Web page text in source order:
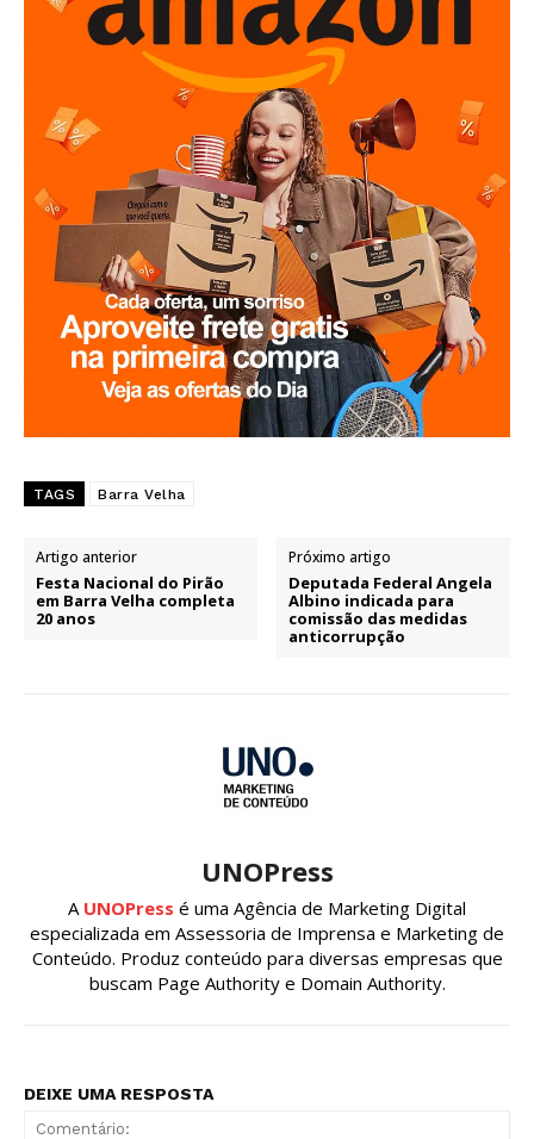
TAGS Barra Velha
Artigo anterior
Festa Nacional do Pirão
em Barra Velha completa
20 anos
Próximo artigo
Deputada Federal Angela
Albino indicada para
comissão das medidas
anticorrupção
UNOPress
A UNOPress é uma Agência de Marketing Digital
especializada em Assessoria de Imprensa e Marketing de
Conteúdo. Produz conteúdo para diversas empresas que
buscam Page Authority e Domain Authority.
DEIXE UMA RESPOSTA